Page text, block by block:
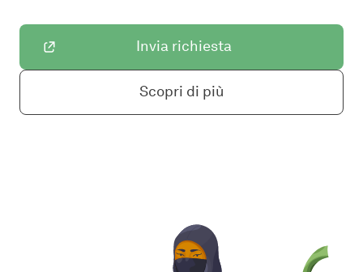
Invia richiesta
Scopri di più